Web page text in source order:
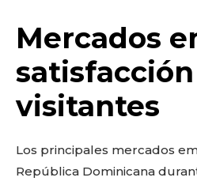
Mercados
visitantes
Los principales mercados
República Dominicana